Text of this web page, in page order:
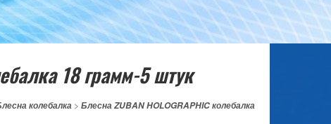
18 грамм-5 штук
колебалка >Блесна ZUBAN HOLOGRAPHIC колебалка